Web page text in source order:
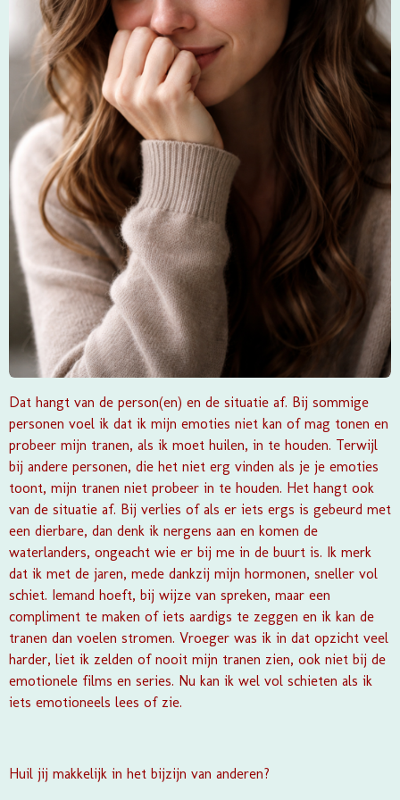
Dat hangt van de person(en) en de situatie af. Bij sommige
personen voel ik dat ik mijn emoties niet kan of mag tonen en
probeer mijn tranen, als ik moet huilen, in te houden. Terwijl
bij andere personen, die het niet erg vinden als je je emoties
toont, mijn tranen niet probeer in te houden. Het hangt ook
van de situatie af. Bij verlies of als er iets ergs is gebeurd met
een dierbare, dan denk ik nergens aan en komen de
waterlanders, ongeacht wie er bij me in de buurt is. Ik merk
dat ik met de jaren, mede dankzij mijn hormonen, sneller vol
schiet. Iemand hoeft, bij wijze van spreken, maar een
compliment te maken of iets aardigs te zeggen en ik kan de
tranen dan voelen stromen. Vroeger was ik in dat opzicht veel
harder, liet ik zelden of nooit mijn tranen zien, ook niet bij de
emotionele films en series. Nu kan ik wel vol schieten als ik
iets emotioneels lees of zie.
Huil jij makkelijk in het bijzijn van anderen?